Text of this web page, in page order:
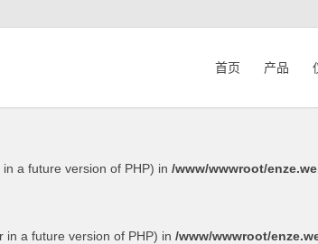
a future version of PHP) in /www/wwwroot/
in a future version of PHP) in /www/wwwroot/
首页 产品